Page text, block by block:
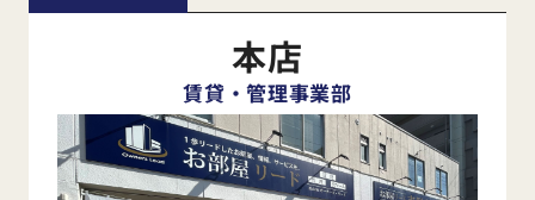
本店
賃貸・管理事業部